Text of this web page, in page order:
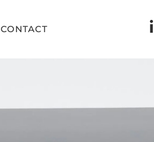
CONTACT